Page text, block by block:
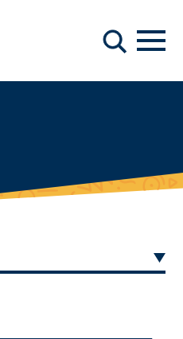
ਖੋਜ